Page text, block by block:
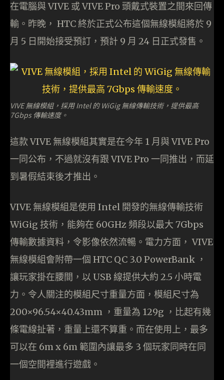
在電腦與 VIVE 或 VIVE Pro 頭戴式裝置之間來回傳
輸。昨晚， HTC 終於正式公布這個無線模組將於 9
月 5 日開始接受預訂，預計 9 月 24 日正式發售。
VIVE 無線模組，採用 Intel 的 WiGig 無線傳輸技術，提供最高
7Gbps 傳輸速度。
這款 VIVE 無線模組其實是在今年 1 月與 VIVE Pro
一同公布，不過就沒有跟 VIVE Pro 一同推出，而延
到暑假結束後才推出。
VIVE 無線模組是使用 Intel 開發的無線傳輸技術
WiGig 技術，能夠在 60GHz 頻段以最大 7Gbps
傳輸數據資料，令影像依然流暢。電力方面， VIVE
無線模組會附帶一個 HTC QC 3.0 PowerBank ，
讓玩家掛在腰間，以 USB 線提供大約 2.5 小時電
力。令人關注的模組尺寸重量方面，模組尺寸為
200×96.54×40.43mm ，重量為 129g ，比起有幾
條電線扯著，重量上還不算重。而在使用上，最多
可以在 6m x 6m 範圍內讓最多 3 個玩家同時在同
一個空間裡進行遊戲。